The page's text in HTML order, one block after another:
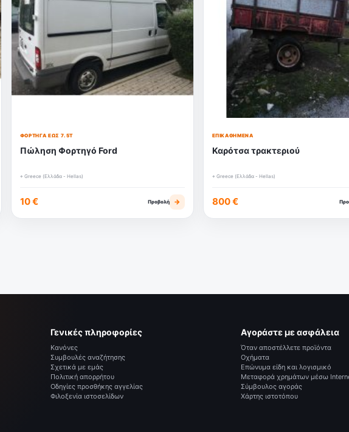
ΦΟΡΤΗΓΆ ΈΩΣ 7.5Τ
Πώληση Φορτηγό Ford
⌖ Greece (Ελλάδα - Hellas)
10 € Προβολή →
ΕΠΙΚΑΘΉΜΕΝΑ
Καρότσα τρακτεριού
⌖ Greece (Ελλάδα - Hellas)
800 €
Γενικές πληροφορίες
Κανόνες
Συμβουλές αναζήτησης
Σχετικά με εμάς
Πολιτική απορρήτου
Οδηγίες προσθήκης αγγελίας
Φιλοξενία ιστοσελίδων
Αγοράστε με ασφάλεια
Όταν αποστέλλετε προϊόντα
Οχήματα
Επώνυμα είδη και λογισμικό
Μεταφορά χρημάτων μέσω
Σύμβουλος αγοράς
Χάρτης ιστοτόπου